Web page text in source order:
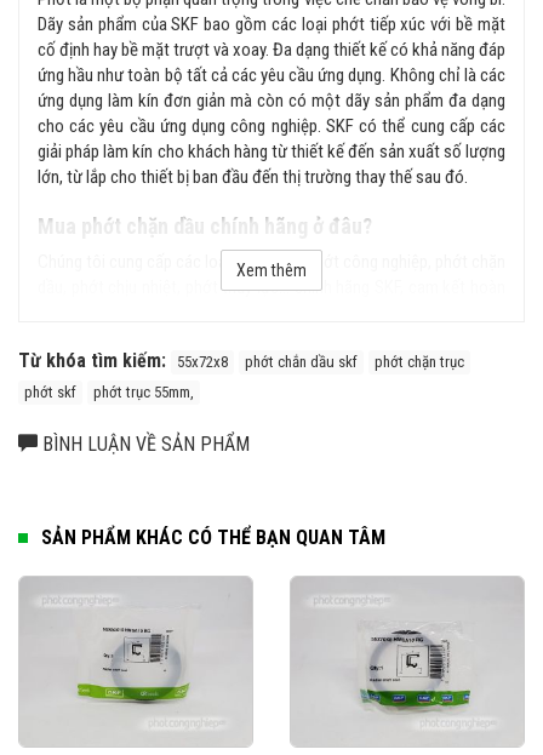
Dãy sản phẩm của SKF bao gồm các loại phớt tiếp xúc với bề mặt
cố định hay bề mặt trượt và xoay. Đa dạng thiết kế có khả năng đáp
ứng hầu như toàn bộ tất cả các yêu cầu ứng dụng. Không chỉ là các
ứng dụng làm kín đơn giản mà còn có một dãy sản phẩm đa dạng
cho các yêu cầu ứng dụng công nghiệp. SKF có thể cung cấp các
giải pháp làm kín cho khách hàng từ thiết kế đến sản xuất số lượng
lớn, từ lắp cho thiết bị ban đầu đến thị trường thay thế sau đó.
Mua phớt chặn dầu chính hãng ở đâu?
Chúng tôi cung cấp các loại sản phẩm phớt công nghiệp, phớt chặn
dầu, phớt chịu nhiệt, phớt thủy lực... chính hãng SKF, cam kết hoàn
phẩm.
Xem thêm
Từ khóa tìm kiếm: 55x72x8 phớt chắn dầu skf
phớt chặn trục
phớt skf
phớt trục 55mm,
BÌNH LUẬN VỀ SẢN PHẨM
SẢN PHẨM KHÁC CÓ THỂ BẠN QUAN TÂM